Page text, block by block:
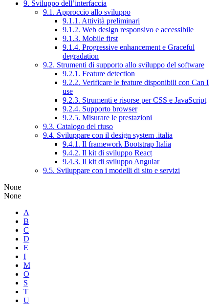
9. Sviluppo dell’interfaccia
9.1. Approccio allo sviluppo
9.1.1. Attività preliminari
9.1.2. Web design responsivo e accessibile
9.1.3. Mobile first
9.1.4. Progressive enhancement e Graceful
degradation
9.2. Strumenti di supporto allo sviluppo del software
9.2.1. Feature detection
9.2.2. Verificare le feature disponibili con Can I
use
9.2.3. Strumenti e risorse per CSS e JavaScript
9.2.4. Supporto browser
9.2.5. Misurare le prestazioni
9.3. Catalogo del riuso
9.4. Sviluppare con il design system .italia
9.4.1. Il framework Bootstrap Italia
9.4.2. Il kit di sviluppo React
9.4.3. Il kit di sviluppo Angular
9.5. Sviluppare con i modelli di sito e servizi
None
None
A
B
C
D
E
I
M
O
S
T
U